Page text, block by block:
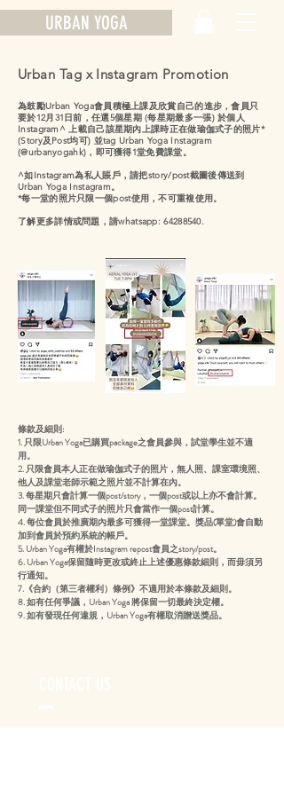
URBAN YOGA
Urban Tag x Instagram Promotion
為鼓勵Urban Yoga會員積極上課及欣賞自己的進步，會員只
要於12月31日前，任選5個星期 (每星期最多一張) 於個人
Instagram^ 上載自己該星期內上課時正在做瑜伽式子的照片*
(Story及Post均可) 並tag Urban Yoga Instagram
(@urbanyogahk)，即可獲得1堂免費課堂。
^如Instagram為私人賬戶，請把story/post截圖後傳送到
Urban Yoga Instagram。
*每一堂的照片只限一個post使用，不可重複使用。
了解更多詳情或問題，請whatsapp:64288540.
條款及細則:
​1. 只限Urban Yoga已購買package之會員參與，試堂學生並不適
用。
2. 只限會員本人正在做瑜伽式子的照片，無人照、課室環境照、
他人及課堂老師示範之照片並不計算在內。
3. 每星期只會計算一個post/story，一個post或以上亦不會計算。
同一課堂但不同式子的照片只會當作一個post計算。
4. 每位會員於推廣期內最多可獲得一堂課堂。獎品(單堂)會自動
加到會員於預約系統的帳戶。
5. Urban Yoga有權於Instagram repost會員之story/post。
6. Urban Yoga保留隨時更改或終止上述優惠條款細則，而毋須另
行通知。
7.《合約（第三者權利）條例》不適用於本條款及細則。
8. 如有任何爭議，Urban Yoga 將保留一切最終決定權。
9. 如有發現任何違規，Urban Yoga有權取消贈送獎品。